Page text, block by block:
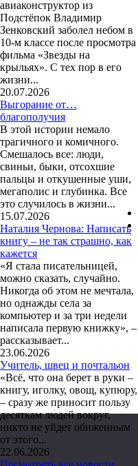
авиаконструктор из
Подстёпок Владимир
Зенковский заболел небом в
10-м классе после просмотра
фильма «Звезды на
крыльях». С тех пор в его
жизни...
20.07.2026
Выгорание от…
благополучия
В этой истории немало
трагичного и комичного.
Смешалось все: люди,
свиньи, быки, отсохшие
пальцы и откушенные уши,
мегаполис и глубинка. Все
это случилось в жизни...
15.07.2026
Наталия Чернова: Написать
книгу – не так страшно, как
кажется
«Я стала писательницей,
можно сказать, случайно.
Никогда об этом не мечтала,
но однажды села за
компьютер и за три недели
написала первую книжку», –
рассказывает...
23.06.2026
Учитель, швец и почтальон
«Всё, что она берет в руки –
книгу, иголку, овощ, купюру,
– сразу же приносит пользу
десяткам людей вокруг,
никто не уйдет обиженным
от этого...
22.06.2026